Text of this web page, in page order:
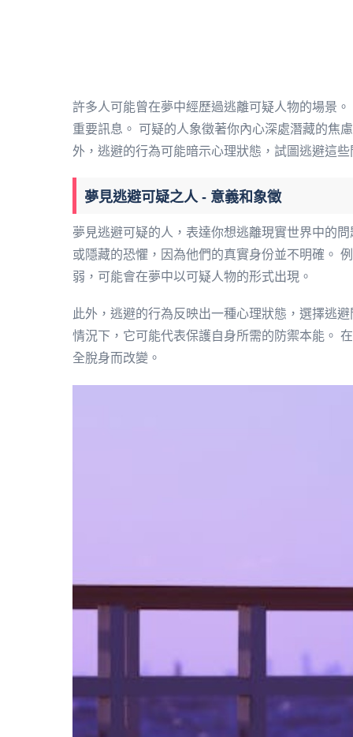
許多人可能曾在夢中經歷過逃離可疑人物的場景
重要訊息。 可疑的人象徵著你內心深處潛藏的焦
外，逃避的行為可能暗示心理狀態，試圖逃避這些
夢見逃避可疑之人 - 意義和象徵
夢見逃避可疑的人，表達你想逃離現實世界中的
或隱藏的恐懼，因為他們的真實身份並不明確。 例
弱，可能會在夢中以可疑人物的形式出現。
此外，逃避的行為反映出一種心理狀態，選擇逃
情況下，它可能代表保護自身所需的防禦本能。
全脫身而改變。